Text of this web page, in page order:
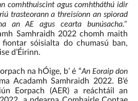
comhthuiscint agus comhtháthú idir
trasteorann a threisíonn an spiorad
an AE agus cearta bunúsacha.”
Samhraidh 2022 chomh maith
fiontar sóisialta do chumasú ban,
d’Éirinn.
na hÓige, b’ é “An Eoraip don
Acadamh Samhraidh 2022. B’é
Eorpach (AER) a reáchtáil an